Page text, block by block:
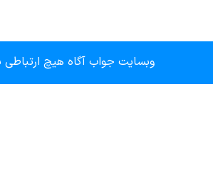
وبسایت جواب آگاه هیچ ارتباطی با